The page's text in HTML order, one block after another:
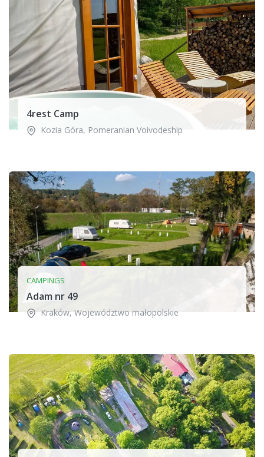
4rest Camp
Kozia Góra, Pomeranian Voivodeship
CAMPINGS
Adam nr 49
Kraków,Województwo małopolskie